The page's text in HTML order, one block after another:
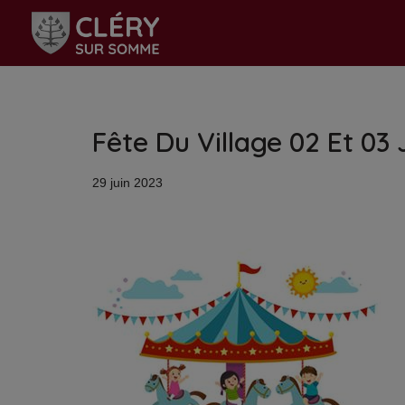
Aller
au
Fête Du Village 02 Et 03
29 juin 2023